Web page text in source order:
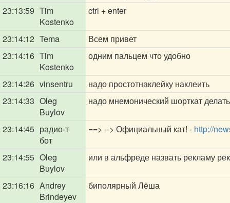
23:13:59 Tim
Kostenko
ctrl + enter
23:14:12 Tema
Всем привет
23:14:16 Tim
Kostenko
одним пальцем что удобно
23:14:26 vinsentru
надо простотнаклейку наклеить
23:14:33 Oleg
Buylov
надо мнемонический шорткат
23:14:45 радио-т
бот
==> --> Официальный кат! - http://
23:14:55 Oleg
Buylov
или в альфреде назвать рекламу
23:16:16 Andrey
Brindeyev
биполярный Лёша